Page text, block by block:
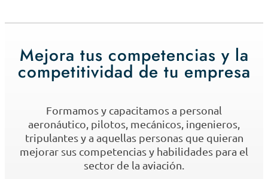
Mejora tus competencias y la
competitividad de tu empresa
Formamos y capacitamos a personal
aeronáutico, pilotos, mecánicos, ingenieros,
tripulantes y a aquellas personas que quieran
mejorar sus competencias y habilidades para el
sector de la aviación.